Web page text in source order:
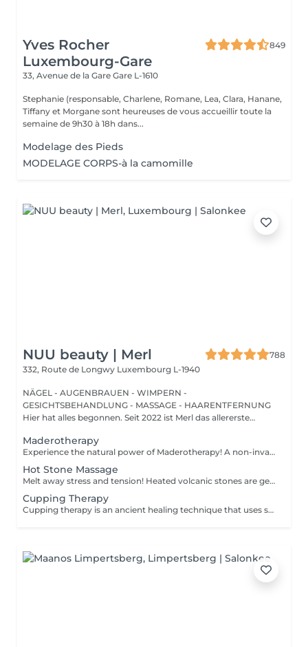
Yves Rocher
Luxembourg-Gare
849
33, Avenue de la Gare Gare L-1610
Stephanie (responsable, Charlene, Romane, Lea, Clara, Hanane,
Tiffany et Morgane sont heureuses de vous accueillir toute la
semaine de 9h30 à 18h dans...
Modelage des Pieds
MODELAGE CORPS-à la camomille
NUU beauty | Merl
788
332, Route de Longwy Luxembourg L-1940
NÄGEL - AUGENBRAUEN - WIMPERN -
GESICHTSBEHANDLUNG - MASSAGE - HAARENTFERNUNG
Hier hat alles begonnen. Seit 2022 ist Merl das allererste
Maderotherapy
Experience the natural power of Maderotherapy! A non-invasive massage technique using wooden tools. It improves circulation and lymphatic drainage, reduces cellulite, helps contour the body, and eliminates excess fluid. Types: - Brazilian: focuses on legs and glutes, helps shape the silhouette; - Abdomen: reduces volume and firms the skin; - Full body: promotes relaxation and overall recovery. Age restrictions: recommended to do from 16 years old. Post-procedure recommendations: do not do sports and any sharp movement for 2-3 hours after the procedure. Frequency: 2-3 times per week, 8-10 sessions. Repeat once in 3-6 months. Contraindications: pregnancy, inflammation, acne, varicose veins in the acute stage.
Hot Stone Massage
Melt away stress and tension! Heated volcanic stones are gently placed and massaged over the body to warm the muscles, increase circulation, and promote a deep state of relaxation. Perfect for relieving tension, easing anxiety, and restoring inner calm. Age restrictions: there are no age restrictions for this procedure. Post procedure recommendations: do not do sport and any sharp movements 2-3 hours after the procedure. Frequency: 1-2 times per week, 10 times in total. Repeat once in 3-6 months.
Cupping Therapy
Cupping therapy is an ancient healing technique that uses special cups to create gentle suction on the skin. This suction promotes blood flow, relieves muscle tension, reduces inflammation, and supports deep relaxation. The treatment can help release toxins, improve circulation, and ease chronic pain or stiffness. *Please note that cupping therapy could just be added to a massage service with includes back massage.